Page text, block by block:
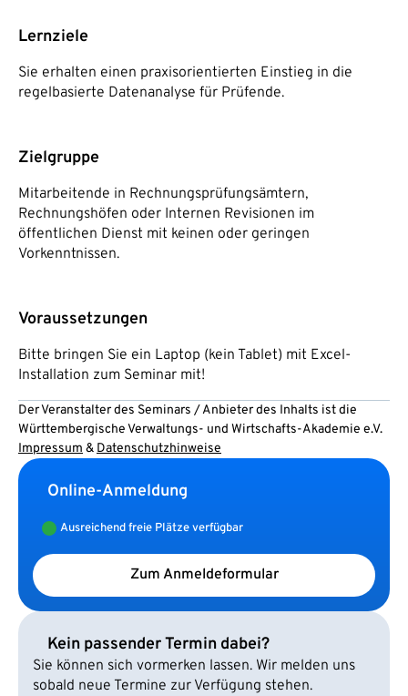
Lernziele
Sie erhalten einen praxisorientierten Einstieg in die
regelbasierte Datenanalyse für Prüfende.
Zielgruppe
Mitarbeitende in Rechnungsprüfungsämtern,
Rechnungshöfen oder Internen Revisionen im
öffentlichen Dienst mit keinen oder geringen
Vorkenntnissen.
Voraussetzungen
Bitte bringen Sie ein Laptop (kein Tablet) mit Excel-
Installation zum Seminar mit!
Der Veranstalter des Seminars / Anbieter des Inhalts ist die
Württembergische Verwaltungs- und Wirtschafts-Akademie e.V.
Impressum & Datenschutzhinweise
Online-Anmeldung
Ausreichend freie Plätze verfügbar
Zum Anmeldeformular
Kein passender Termin dabei?
Sie können sich vormerken lassen. Wir melden uns
sobald neue Termine zur Verfügung stehen.